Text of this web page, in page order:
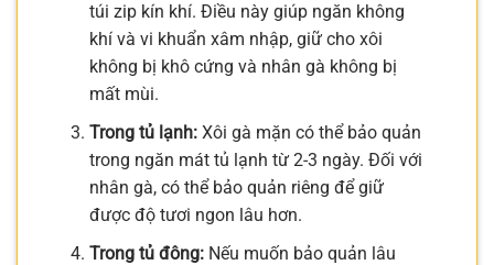
túi zip kín khí. Điều này giúp ngăn không
khí và vi khuẩn xâm nhập, giữ cho xôi
không bị khô cứng và nhân gà không bị
mất mùi.
Trong tủ lạnh:Xôi gà mặn có thể bảo quản
trong ngăn mát tủ lạnh từ 2-3 ngày. Đối với
nhân gà, có thể bảo quản riêng để giữ
được độ tươi ngon lâu hơn.
Trong tủ đông:Nếu muốn bảo quản lâu